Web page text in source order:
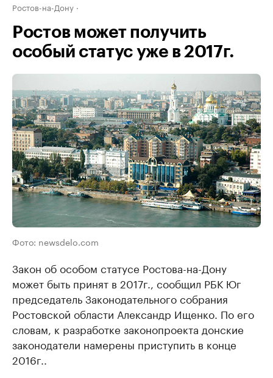
Ростов-на-Дону
Ростов может получить
особый статус уже в 2017г.
Фото: newsdelo.com
Закон об особом статусе Ростова-на-Дону
может быть принят в 2017г., сообщил РБК Юг
председатель Законодательного собрания
Ростовской области Александр Ищенко. По его
словам, к разработке законопроекта донские
законодатели намерены приступить в конце
2016г..